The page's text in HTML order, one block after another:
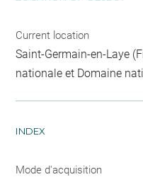
Current location
Saint-Germain-en-Laye
nationale et Domaine
INDEX
Mode d'acquisition